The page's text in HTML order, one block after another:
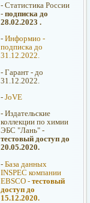
- Статистика России
- подписка до
28.02.2023 .
- Информио -
подписка до
31.12.2022.
- Гарант - до
31.12.2022.
- JoVE
- Издательские
коллекции по химии
ЭБС "Лань" -
тестовый доступ до
20.05.2020.
- База данных
INSPEC компании
EBSCO - тестовый
доступ до
15.12.2020.